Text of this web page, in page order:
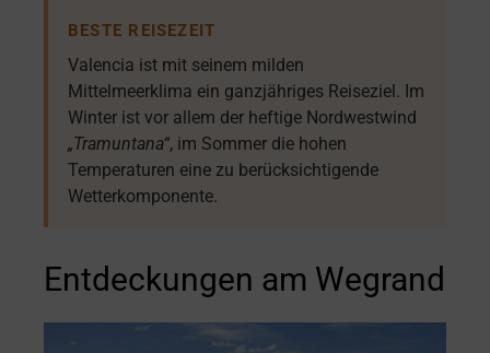
BESTE REISEZEIT
Valencia ist mit seinem milden
Mittelmeerklima ein ganzjähriges Reiseziel. Im
Winter ist vor allem der heftige Nordwestwind
„Tramuntana“, im Sommer die hohen
Temperaturen eine zu berücksichtigende
Wetterkomponente.
Entdeckungen am Wegrand